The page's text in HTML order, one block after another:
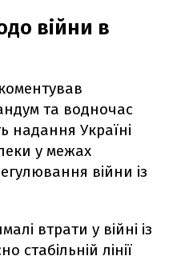
війни в
та водночас
надання Україні
у межах
війни із
втрати у війні із
стабільній лінії